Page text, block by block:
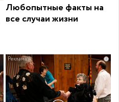
Любопытные факты на
все случаи жизни
i